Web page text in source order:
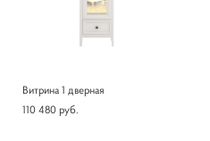
Витрина 1 дверная
110 480 pуб.